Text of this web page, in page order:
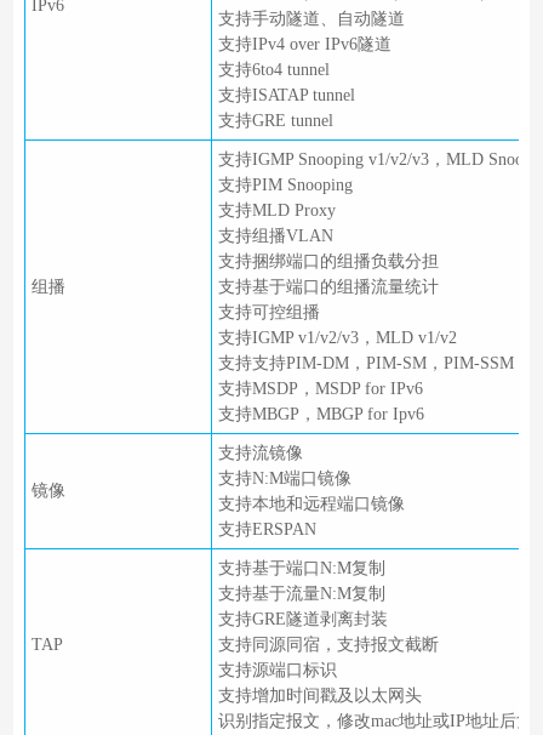
IPv6
支持手动隧道、自动隧道
支持IPv4 over IPv6隧道
支持6to4 tunnel
支持ISATAP tunnel
支持GRE tunnel
组播
支持IGMP Snooping v1/v2/v3，MLD
支持PIM Snooping
支持MLD Proxy
支持组播VLAN
支持捆绑端口的组播负载分担
支持基于端口的组播流量统计
支持可控组播
支持IGMP v1/v2/v3，MLD v1/v2
支持支持PIM-DM，PIM-SM，PIM-SSM
支持MSDP，MSDP for IPv6
支持MBGP，MBGP for Ipv6
镜像
支持流镜像
支持N:M端口镜像
支持本地和远程端口镜像
支持ERSPAN
TAP
支持基于端口N:M复制
支持基于流量N:M复制
支持GRE隧道剥离封装
支持同源同宿，支持报文截断
支持源端口标识
支持增加时间戳及以太网头
识别指定报文，修改mac地址或IP地址后复